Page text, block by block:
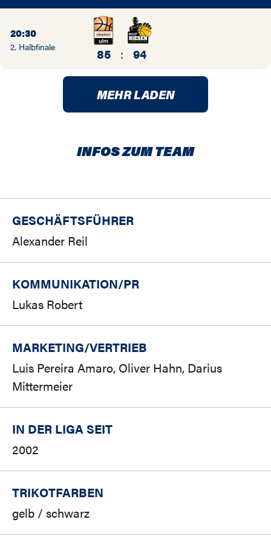
20:30
2. Halbfinale 85 : 94
MEHR LADEN
INFOS ZUM TEAM
GESCHÄFTSFÜHRER
Alexander Reil
KOMMUNIKATION/PR
Lukas Robert
MARKETING/VERTRIEB
Luis Pereira Amaro, Oliver Hahn, Darius
Mittermeier
IN DER LIGA SEIT
2002
TRIKOTFARBEN
gelb / schwarz